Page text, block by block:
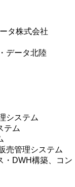
タ株式会社
データ北陸
システム
テム
売管理システム
・DWH構築、コン